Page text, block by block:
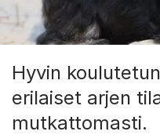
Hyvin
erilaiset arjen
mutkattomasti.